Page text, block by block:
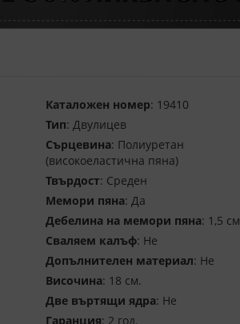
Каталожен номер: 19410
Тип: Двулицев
Сърцевина: Полиуретан
(високоеластична пяна)
Твърдост: Среден
Мемори пяна: Да
Дебелина на мемори пяна: 1,5 см
Сваляем калъф: Не
Допълнителен материал: Не
Височина: 18 см.
Две въртящи ядра: Не
Гаранция: 2 год.